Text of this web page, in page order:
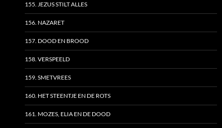
155. JEZUS STILT ALLES
156. NAZARET
157. DOOD EN BROOD
158. VERSPEELD
159. SMETVREES
160. HET STEENTJE EN DE ROTS
161. MOZES, ELIA EN DE DOOD